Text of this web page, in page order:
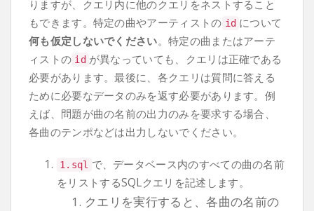
りますが、クエリ内に他のクエリをネストすること
もできます。特定の曲やアーティストの id について
何も仮定しないでください。特定の曲またはアーテ
ィストの id が異なっていても、クエリは正確である
必要があります。最後に、各クエリは質問に答える
ために必要なデータのみを返す必要があります。例
えば、問題が曲の名前の出力のみを要求する場合、
各曲のテンポなどは出力しないでください。
1.sql で、データベース内のすべての曲の名前
をリストするSQLクエリを記述します。
クエリを実行すると、各曲の名前の